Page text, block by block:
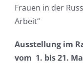
Frauen in der
Arbeit“
Ausstellung im
vom 1. bis 21.